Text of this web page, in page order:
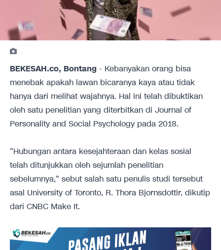
BEKESAH.co, Bontang - Kebanyakan orang bisa
menebak apakah lawan bicaranya kaya atau tidak
hanya dari melihat wajahnya. Hal ini telah dibuktikan
oleh satu penelitian yang diterbitkan di Journal of
Personality and Social Psychology pada 2018.
"Hubungan antara kesejahteraan dan kelas sosial
telah ditunjukkan oleh sejumlah penelitian
sebelumnya," sebut salah satu penulis studi tersebut
asal University of Toronto, R. Thora Bjornsdottir, dikutip
dari CNBC Make It.